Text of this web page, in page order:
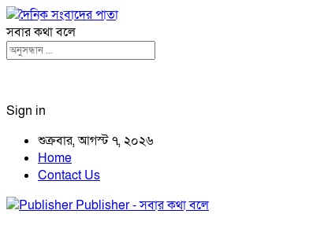
সবার কথা বলে
Sign in
শুক্রবার, আগস্ট ৭, ২০২৬
Home
Contact Us
Publisher - সবার কথা বলে